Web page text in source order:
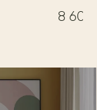
8 600